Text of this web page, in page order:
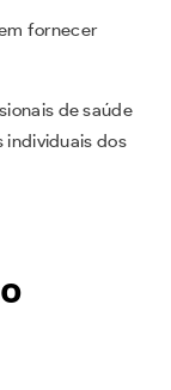
fornecer
de saúde
individuais dos